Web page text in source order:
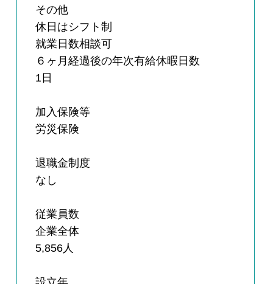
その他
休日はシフト制
就業日数相談可
６ヶ月経過後の年次有給休暇日数
1日
加入保険等
労災保険
退職金制度
なし
従業員数
企業全体
5,856人